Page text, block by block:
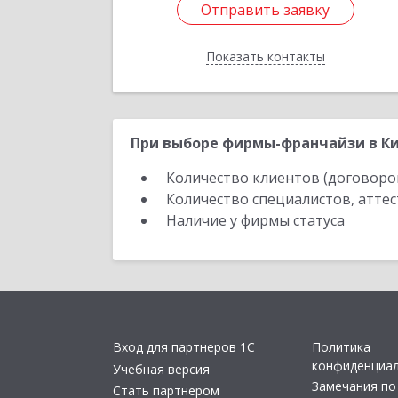
Отправить заявку
Показать контакты
Отправить заявку
Назад
При выборе фирмы-франчайзи в
Количество клиентов
Количество специалистов,
Наличие у фирмы статуса
Вход для партнеров 1С
Учебная версия
Стать партнером
Политика
Замечания по